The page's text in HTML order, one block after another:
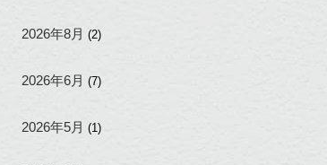
2026年8月 (2)
2026年6月 (7)
2026年5月 (1)